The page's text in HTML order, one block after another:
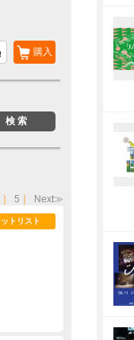
購入
｜ 5 ｜ Next≫
トリスト